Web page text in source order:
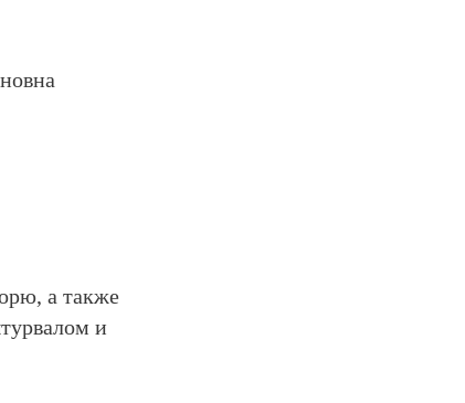
а также
и